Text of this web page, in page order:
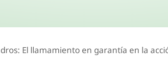
El llamamiento en garantía en la